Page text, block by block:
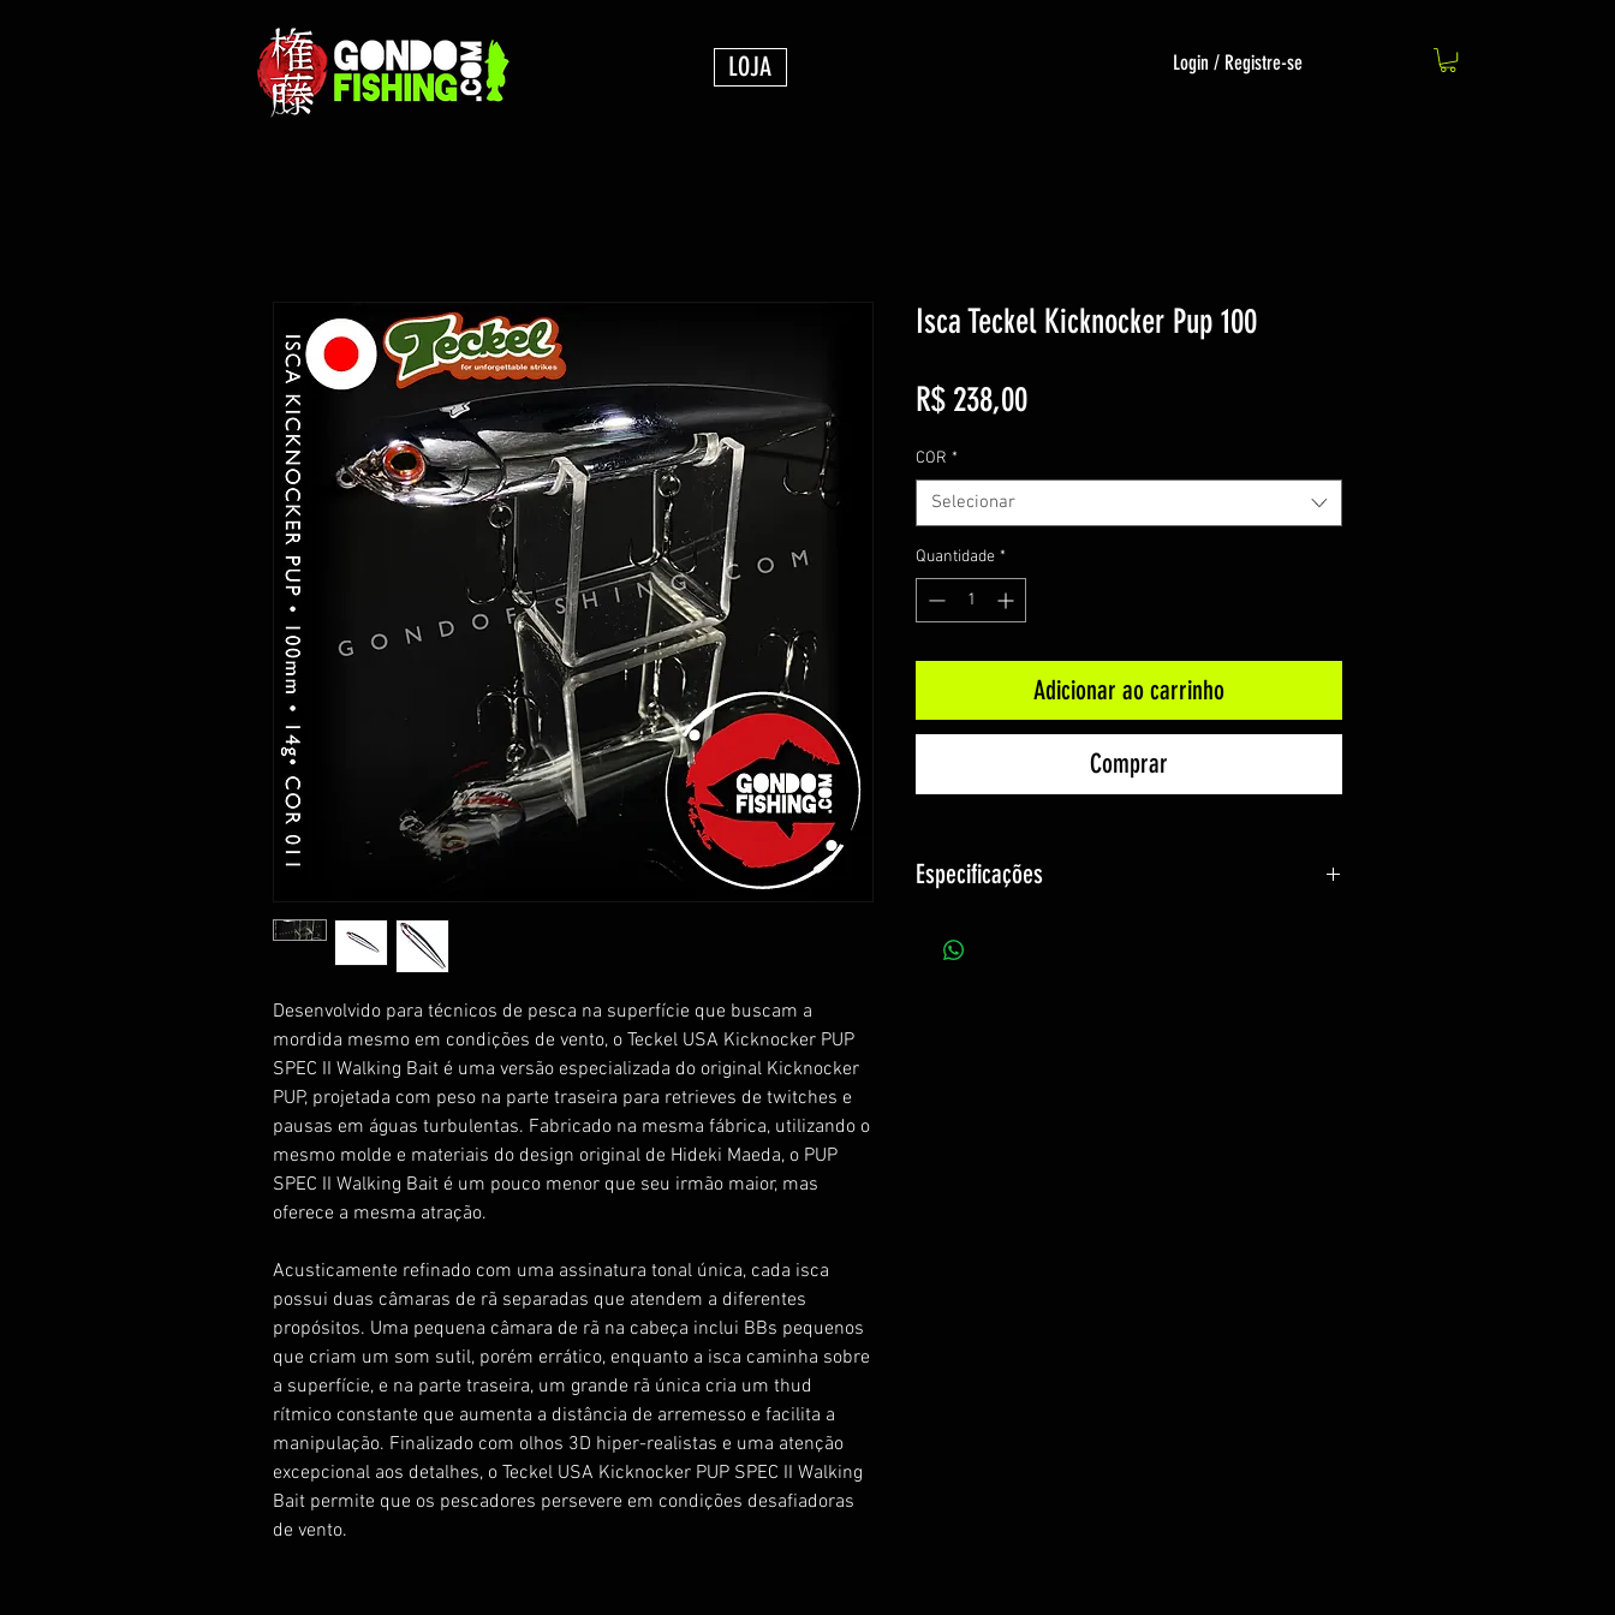
LOJA Login / Registre-se
Desenvolvido para técnicos de pesca na superfície que buscam a
mordida mesmo em condições de vento, o Teckel USA Kicknocker PUP
SPEC II Walking Bait é uma versão especializada do original Kicknocker
PUP, projetada com peso na parte traseira para retrieves de twitches e
pausas em águas turbulentas. Fabricado na mesma fábrica, utilizando o
mesmo molde e materiais do design original de Hideki Maeda, o PUP
SPEC II Walking Bait é um pouco menor que seu irmão maior, mas
oferece a mesma atração.
Acusticamente refinado com uma assinatura tonal única, cada isca
possui duas câmaras de rã separadas que atendem a diferentes
propósitos. Uma pequena câmara de rã na cabeça inclui BBs pequenos
que criam um som sutil, porém errático, enquanto a isca caminha sobre
a superfície, e na parte traseira, um grande rã única cria um thud
rítmico constante que aumenta a distância de arremesso e facilita a
manipulação. Finalizado com olhos 3D hiper-realistas e uma atenção
excepcional aos detalhes, o Teckel USA Kicknocker PUP SPEC II Walking
Bait permite que os pescadores persevere em condições desafiadoras
de vento.
Isca Teckel Kicknocker Pup 100
R$ 238,00Preço
COR *
Selecionar
Quantidade *
Adicionar ao carrinho
Comprar
Especificações
Tamanho: 10cm